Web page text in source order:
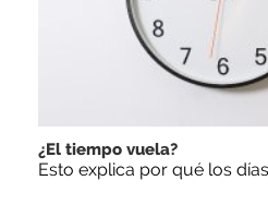
¿El tiempo vuela?
Esto explica por qué los